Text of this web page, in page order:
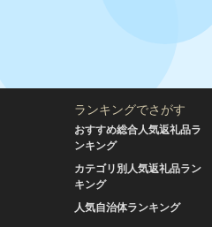
ランキングでさがす
おすすめ総合人気返礼品ラ
ンキング
カテゴリ別人気返礼品ラン
キング
人気自治体ランキング